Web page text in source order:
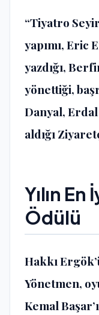
“Tiyatro
yapımı, Eric
yazdığı,
yönettiği,
Danyal,
aldığı
Yılın
Ödülü
Hakkı
Yönetmen,
Kemal